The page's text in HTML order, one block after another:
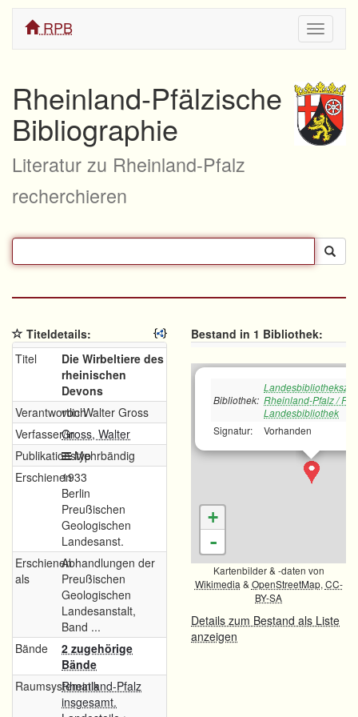
ein/
RPB
Rheinland-Pfälzische
Bibliographie
Literatur zu Rheinland-Pfalz
recherchieren
Titeldetails:
Titel
Die Wirbeltiere des
rheinischen
Devons
Verantwortlichvon Walter Gross
Verfasser/inGross, Walter
PublikationstypMehrbändig
Erschienen1933
Berlin
Preußischen
Geologischen
Landesanst.
Erschienen
als
Abhandlungen der
Preußischen
Geologischen
Landesanstalt,
Band ...
Bände
2 zugehörige
Bände
RaumsystematikRheinland-Pfalz
insgesamt.
Bestand in 1 Bibliothek:
Bibliothek: Rheinland-Pfalz /
Landesbibliothek
Signatur:
Vorhanden
+
-
Kartenbilder & -daten von
Wikimedia & OpenStreetMap, CC-
BY-SA
Details zum Bestand als Liste
anzeigen